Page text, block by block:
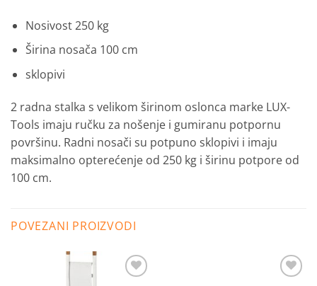
Nosivost 250 kg
Širina nosača 100 cm
sklopivi
2 radna stalka s velikom širinom oslonca marke LUX-
Tools imaju ručku za nošenje i gumiranu potpornu
površinu. Radni nosači su potpuno sklopivi i imaju
maksimalno opterećenje od 250 kg i širinu potpore od
100 cm.
POVEZANI PROIZVODI